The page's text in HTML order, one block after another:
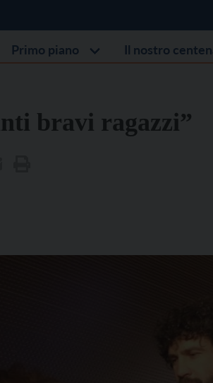
Primo piano Il nostro
bravi ragazzi”